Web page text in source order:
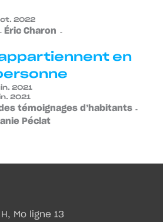
2022
Éric Charon
en
2021
2021
témoignages d’habitants
Péclat
Mo ligne 13